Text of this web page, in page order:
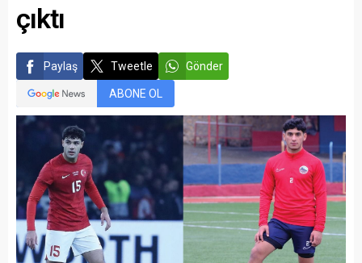
çıktı
Paylaş Tweetle Gönder
ABONE OL